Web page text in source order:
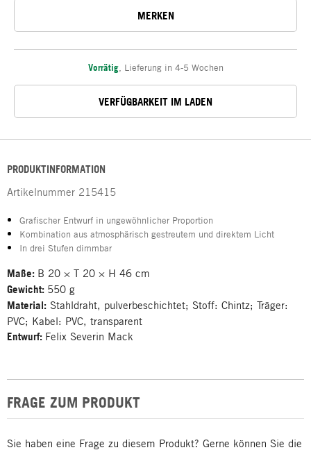
MERKEN
Vorrätig, Lieferung in 4-5 Wochen
VERFÜGBARKEIT IM LADEN
PRODUKTINFORMATION
Artikelnummer 215415
Grafischer Entwurf in ungewöhnlicher Proportion
Kombination aus atmosphärisch gestreutem und direktem Licht
In drei Stufen dimmbar
Maße: B 20 × T 20 × H 46 cm
Gewicht: 550 g
Material: Stahldraht, pulverbeschichtet; Stoff: Chintz; Träger:
PVC; Kabel: PVC, transparent
Entwurf: Felix Severin Mack
FRAGE ZUM PRODUKT
Sie haben eine Frage zu diesem Produkt? Gerne können Sie die